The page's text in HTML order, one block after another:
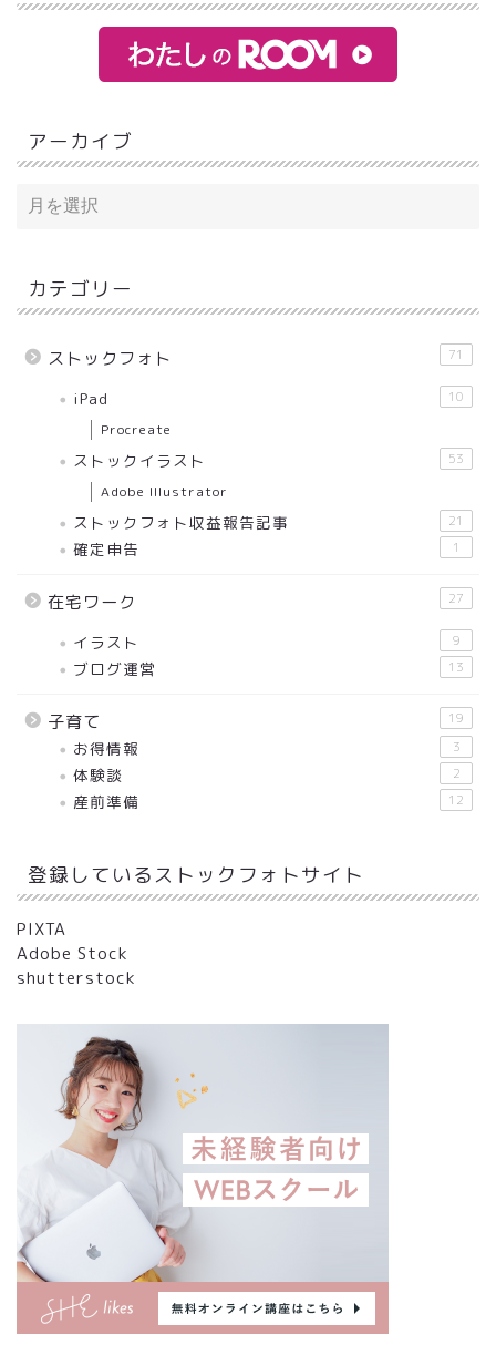
アーカイブ
カテゴリー
ストックフォト 71
iPad 10
Procreate
ストックイラスト 53
Adobe Illustrator
ストックフォト収益報告記事 21
確定申告 1
在宅ワーク 27
イラスト 9
ブログ運営 13
子育て 19
お得情報 3
体験談 2
産前準備 12
登録しているストックフォトサイト
PIXTA
Adobe Stock
shutterstock